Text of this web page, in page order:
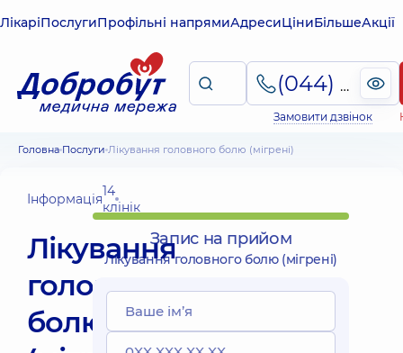
ЛікаріПослугиПрофільні напрямиАдресиЦіниБільшеАкції
(044) 495-2-888
Замовити дзвінок
Головна Послуги Лікування головного болю (мігрені)
Інформація14
клінік
Лікування
головного
болю
Запис на прийом
Лікування головного болю (мігрені)